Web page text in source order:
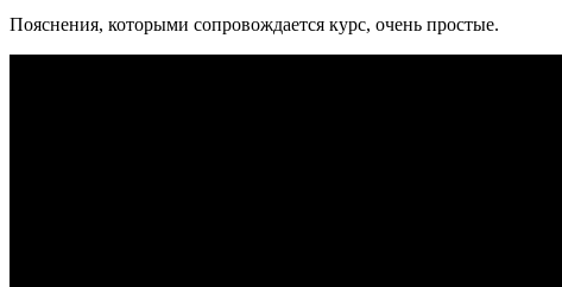
Пояснения, которыми сопровождается курс, очень простые.